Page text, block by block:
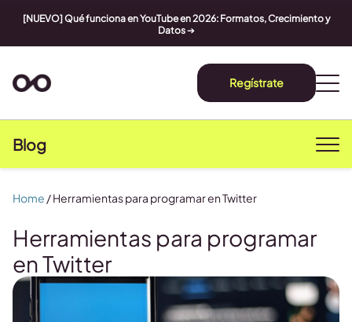
[NUEVO] Qué funciona en YouTube en 2026: Formatos, Crecimiento y
Datos➔
Regístrate
Blog
Herramientas para programar
en Twitter
Home /Herramientas para programar en Twitter